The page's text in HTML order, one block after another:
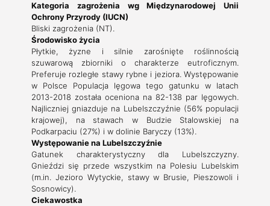
Kategoria zagrożenia wg Międzynarodowej Unii
Ochrony Przyrody (IUCN)
Bliski zagrożenia (NT).
Środowisko życia
Płytkie, żyzne i silnie zarośnięte roślinnością
szuwarową zbiorniki o charakterze eutroficznym.
Preferuje rozległe stawy rybne i jeziora. Występowanie
w Polsce Populacja lęgowa tego gatunku w latach
2013-2018 została oceniona na 82-138 par lęgowych.
Najliczniej gniazduje na Lubelszczyźnie (56% populacji
krajowej), na stawach w Budzie Stalowskiej na
Podkarpaciu (27%) i w dolinie Baryczy (13%).
Występowanie na Lubelszczyźnie
Gatunek charakterystyczny dla Lubelszczyzny.
Gnieździ się przede wszystkim na Polesiu Lubelskim
(m.in. Jezioro Wytyckie, stawy w Brusie, Pieszowoli i
Sosnowicy).
Ciekawostka